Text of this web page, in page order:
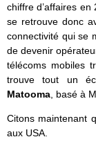
chiffre d’affaires
se retrouve donc
connectivité qui se
de devenir
télécoms mobiles
trouve tout un
Matooma , basé à
Citons maintenant
aux USA.